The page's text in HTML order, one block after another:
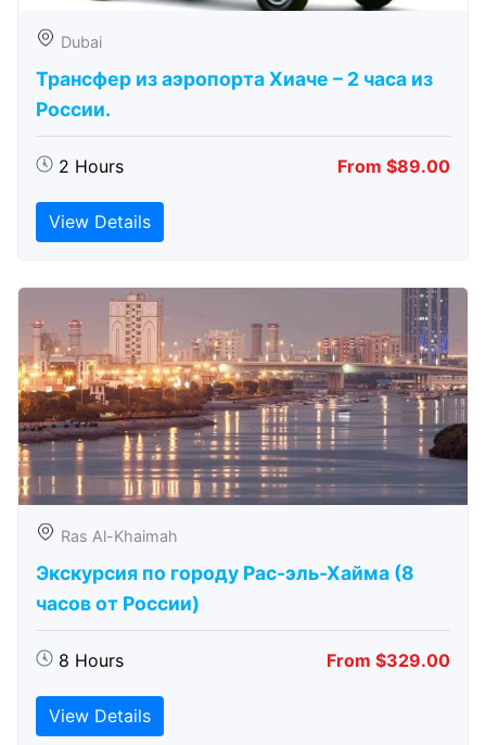
Dubai
Трансфер из аэропорта Хиаче – 2 часа из
России.
2 Hours From $89.00
View Details
Ras Al-Khaimah
Экскурсия по городу Рас-эль-Хайма (8
часов от России)
8 Hours From $329.00
View Details